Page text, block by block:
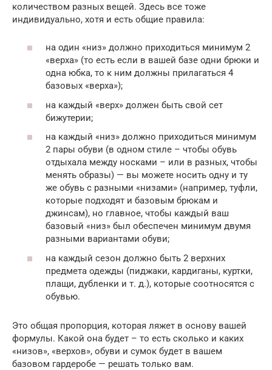
количеством разных вещей. Здесь все тоже
индивидуально, хотя и есть общие правила:
на один «низ» должно приходиться минимум 2
«верха» (то есть если в вашей базе одни брюки и
одна юбка, то к ним должны прилагаться 4
базовых «верха»);
на каждый «верх» должен быть свой сет
бижутерии;
на каждый «низ» должно приходиться минимум
2 пары обуви (в одном стиле – чтобы обувь
отдыхала между носками – или в разных, чтобы
менять образы) — вы можете носить одну и ту
же обувь с разными «низами» (например, туфли,
которые подходят и базовым брюкам и
джинсам), но главное, чтобы каждый ваш
базовый «низ» был обеспечен минимум двумя
разными вариантами обуви;
на каждый сезон должно быть 2 верхних
предмета одежды (пиджаки, кардиганы, куртки,
плащи, дубленки и т. д.), которые соотносятся с
обувью.
Это общая пропорция, которая ляжет в основу вашей
формулы. Какой она будет – то есть сколько и каких
«низов», «верхов», обуви и сумок будет в вашем
базовом гардеробе — решать только вам.